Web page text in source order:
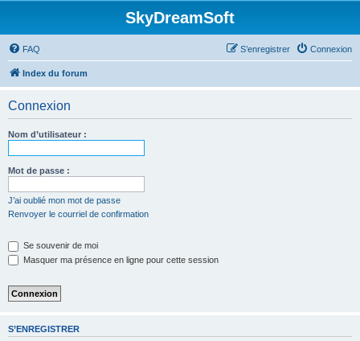
SkyDreamSoft
FAQ Connexion
S’enregistrer
Index du forum
Connexion
Nom d’utilisateur :
Mot de passe :
J’ai oublié mon mot de passe
Renvoyer le courriel de confirmation
Se souvenir de moi
Masquer ma présence en ligne pour cette session
S’ENREGISTRER